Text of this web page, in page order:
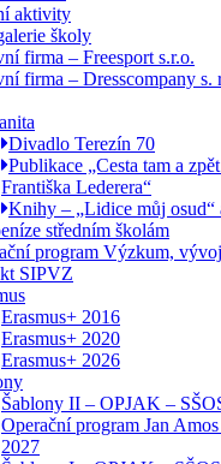
aktivity
školy
firma – Freesport s.r.o.
firma – Dresscompany s.
Divadlo Terezín 70
Publikace „Cesta tam a
Františka Lederera“
Knihy – „Lidice můj osud“
středním školám
program Výzkum,
SIPVZ
Erasmus+ 2016
Erasmus+ 2020
Erasmus+ 2026
Šablony II – OPJAK –
Operační program Jan
2027